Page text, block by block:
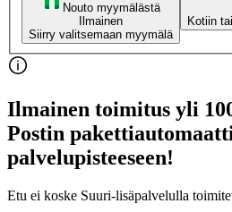
Nouto myymälästä
Ilmainen
Siirry valitsemaan myymälä
Kotiin
Ilmainen toimitus yli
Postin
palvelupisteeseen!
Etu ei koske Suuri‑lisäpalvelulla